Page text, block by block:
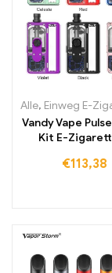
Alle, Einweg E-
Vandy Vape
Kit E-
€113,38